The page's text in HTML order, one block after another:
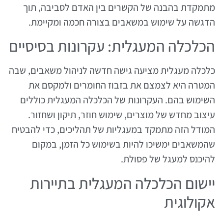
מתמקדת בהבנה של הקשרים בין האדם לסביבה, תוך
הדגשה על שימוש במשאבים בצורה חכמה ומקיימת.
הכלכלה המעגלית: עקרונות בסיסיים
כלכלה מעגלית מציעה גישה חדשה לניהול משאבים, שבה
המטרה היא לצמצם את בזבוז החומרים ולמקסם את
השימוש בהם. העקרונות של הכלכלה המעגלית כוללים
עיצוב מחדש של מוצרים, שימוש חוזר, תיקון ושחזור.
המודל הזה מתמקד במעגליות של תהליכים, כדי להבטיח
שהמשאבים ימשיכו להיות בשימוש כל הזמן, במקום
להיכנס למעגל של פסולת.
יישום הכלכלה המעגלית בתיירות
אקולוגית